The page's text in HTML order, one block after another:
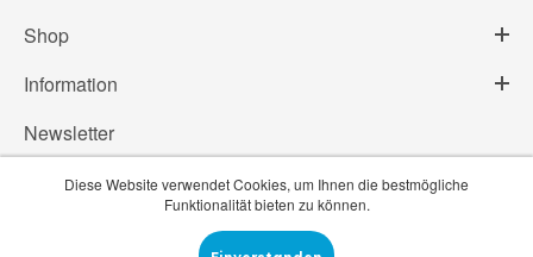
Shop
Information
Newsletter
© Linsenprofi.ch 2014-2019
Diese Website verwendet Cookies, um Ihnen die bestmögliche
Funktionalität bieten zu können.